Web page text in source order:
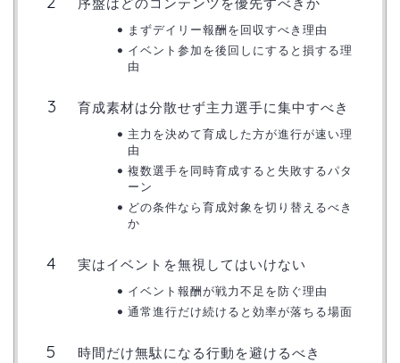
まずデイリー報酬を回収すべき理由
イベント参加を後回しにすると損する理
由
育成素材は分散せず主力選手に集中すべき
主力を決めて育成した方が進行が速い理
由
複数選手を同時育成すると失敗するパタ
ーン
どの条件なら育成対象を切り替えるべき
か
実はイベントを無視してはいけない
イベント報酬が戦力不足を防ぐ理由
通常進行だけ続けると効率が落ちる場面
時間だけ無駄になる行動を避けるべき